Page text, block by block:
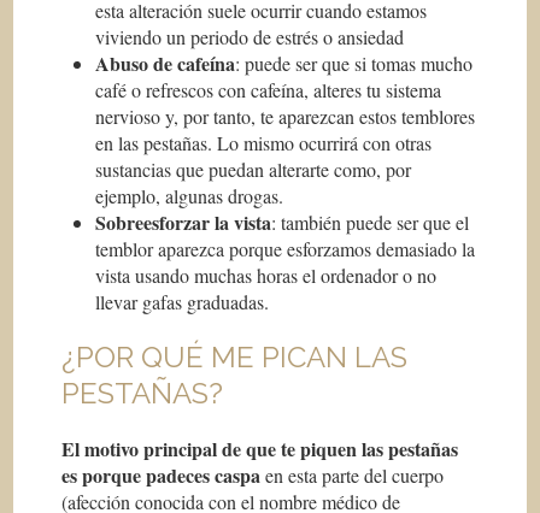
esta alteración suele ocurrir cuando estamos
viviendo un periodo de estrés o ansiedad
Abuso de cafeína: puede ser que si tomas mucho
café o refrescos con cafeína, alteres tu sistema
nervioso y, por tanto, te aparezcan estos temblores
en las pestañas. Lo mismo ocurrirá con otras
sustancias que puedan alterarte como, por
ejemplo, algunas drogas.
Sobreesforzar la vista: también puede ser que el
temblor aparezca porque esforzamos demasiado la
vista usando muchas horas el ordenador o no
llevar gafas graduadas.
¿POR QUÉ ME PICAN LAS
PESTAÑAS?
El motivo principal de que te piquen las pestañas
es porque padeces caspa en esta parte del cuerpo
(afección conocida con el nombre médico de